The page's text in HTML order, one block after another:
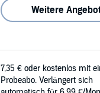
Weitere
7,35 € oder kostenlos mit
Probeabo. Verlängert sich